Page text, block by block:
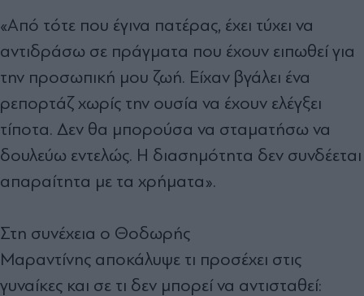
«Από τότε που έγινα πατέρας, έχει τύχει να
αντιδράσω σε πράγματα που έχουν ειπωθεί για
την προσωπική μου ζωή. Είχαν βγάλει ένα
ρεπορτάζ χωρίς την ουσία να έχουν ελέγξει
τίποτα. Δεν θα μπορούσα να σταματήσω να
δουλεύω εντελώς. Η διασημότητα δεν συνδέεται
απαραίτητα με τα χρήματα».
Στη συνέχεια ο Θοδωρής
Μαραντίνης αποκάλυψε τι προσέχει στις
γυναίκες και σε τι δεν μπορεί να αντισταθεί: